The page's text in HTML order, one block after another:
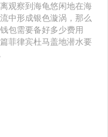
观察到海龟悠闲地在海
中形成银色漩涡，那么
包需要备好多少费用
菲律宾杜马盖地潜水要